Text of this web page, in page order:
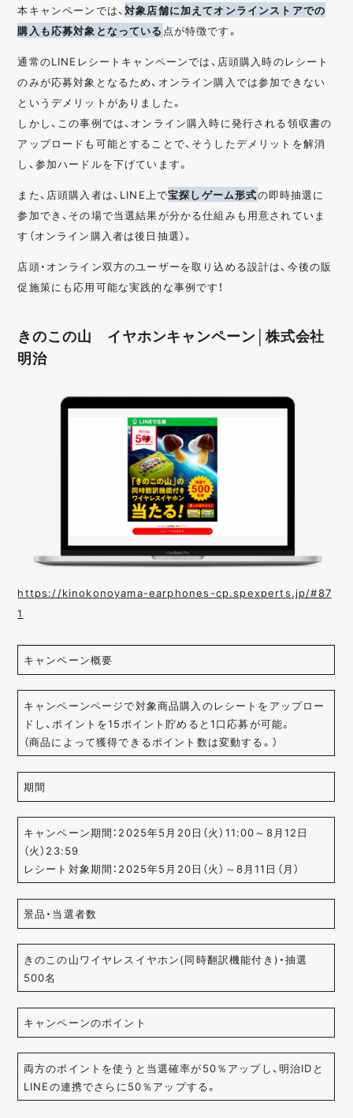
本キャンペーンでは、対象店舗に加えてオンラインストアでの
購入も応募対象となっている 点が特徴です。
通常のLINEレシートキャンペーンでは、店頭購入時のレシート
のみが応募対象となるため、オンライン購入では参加できない
というデメリットがありました。
しかし、この事例では、オンライン購入時に発行される領収書の
アップロードも可能とすることで、そうしたデメリットを解消
し、参加ハードルを下げています。
また、店頭購入者は、LINE上で宝探しゲーム形式の即時抽選に
参加でき、その場で当選結果が分かる仕組みも用意されていま
す（オンライン購入者は後日抽選）。
店頭・オンライン双方のユーザーを取り込める設計は、今後の販
促施策にも応用可能な実践的な事例です！
きのこの山 イヤホンキャンペーン│株式会社
明治
https://kinokonoyama-earphones-cp.spexperts.jp/#87
1
キャンペーン概要
キャンペーンページで対象商品購入のレシートをアップロー
ドし、ポイントを15ポイント貯めると1口応募が可能。
（商品によって獲得できるポイント数は変動する。）
期間
キャンペーン期間：2025年5月20日（火）11:00～8月12日
（火）23:59
レシート対象期間：2025年5月20日（火）～8月11日（月）
景品・当選者数
きのこの山ワイヤレスイヤホン​(同時翻訳機能付き)​・抽選
500名
キャンペーンのポイント
両方のポイントを使うと当選確率が50％アップし、明治IDと
LINEの連携でさらに50％アップする。